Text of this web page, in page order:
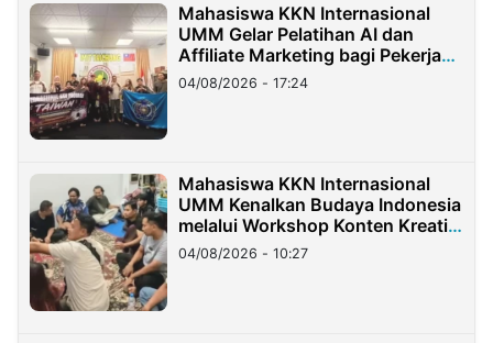
Mahasiswa KKN Internasional
UMM Gelar Pelatihan AI dan
Affiliate Marketing bagi Pekerja
Migran Indonesia di Taiwan
04/08/2026 - 17:24
Mahasiswa KKN Internasional
UMM Kenalkan Budaya Indonesia
melalui Workshop Konten Kreatif
di Taiwan
04/08/2026 - 10:27